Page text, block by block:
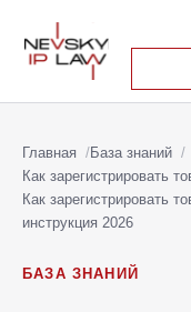
Главная
База знаний
Как зарегистрировать
Как зарегистрировать
инструкция 2026
БАЗА ЗНАНИЙ